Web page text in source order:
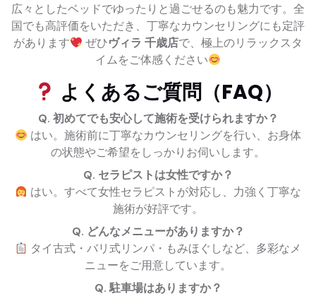
広々としたベッドでゆったりと過ごせるのも魅力です。全
国でも高評価をいただき、丁寧なカウンセリングにも定評
があります
ぜひヴィラ 千歳店で、極上のリラックスタ
イムをご体感ください
よくあるご質問（FAQ）
Q. 初めてでも安心して施術を受けられますか？
はい。施術前に丁寧なカウンセリングを行い、お身体
の状態やご希望をしっかりお伺いします。
Q. セラピストは女性ですか？
はい。すべて女性セラピストが対応し、力強く丁寧な
施術が好評です。
Q. どんなメニューがありますか？
タイ古式・バリ式リンパ・もみほぐしなど、多彩なメ
ニューをご用意しています。
Q. 駐車場はありますか？